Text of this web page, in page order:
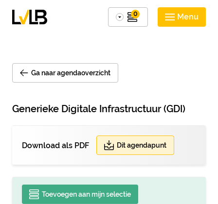
0 Menu
Ga naar agendaoverzicht
Generieke Digitale Infrastructuur (GDI)
Download als PDF Dit agendapunt
Toevoegen aan mijn selectie